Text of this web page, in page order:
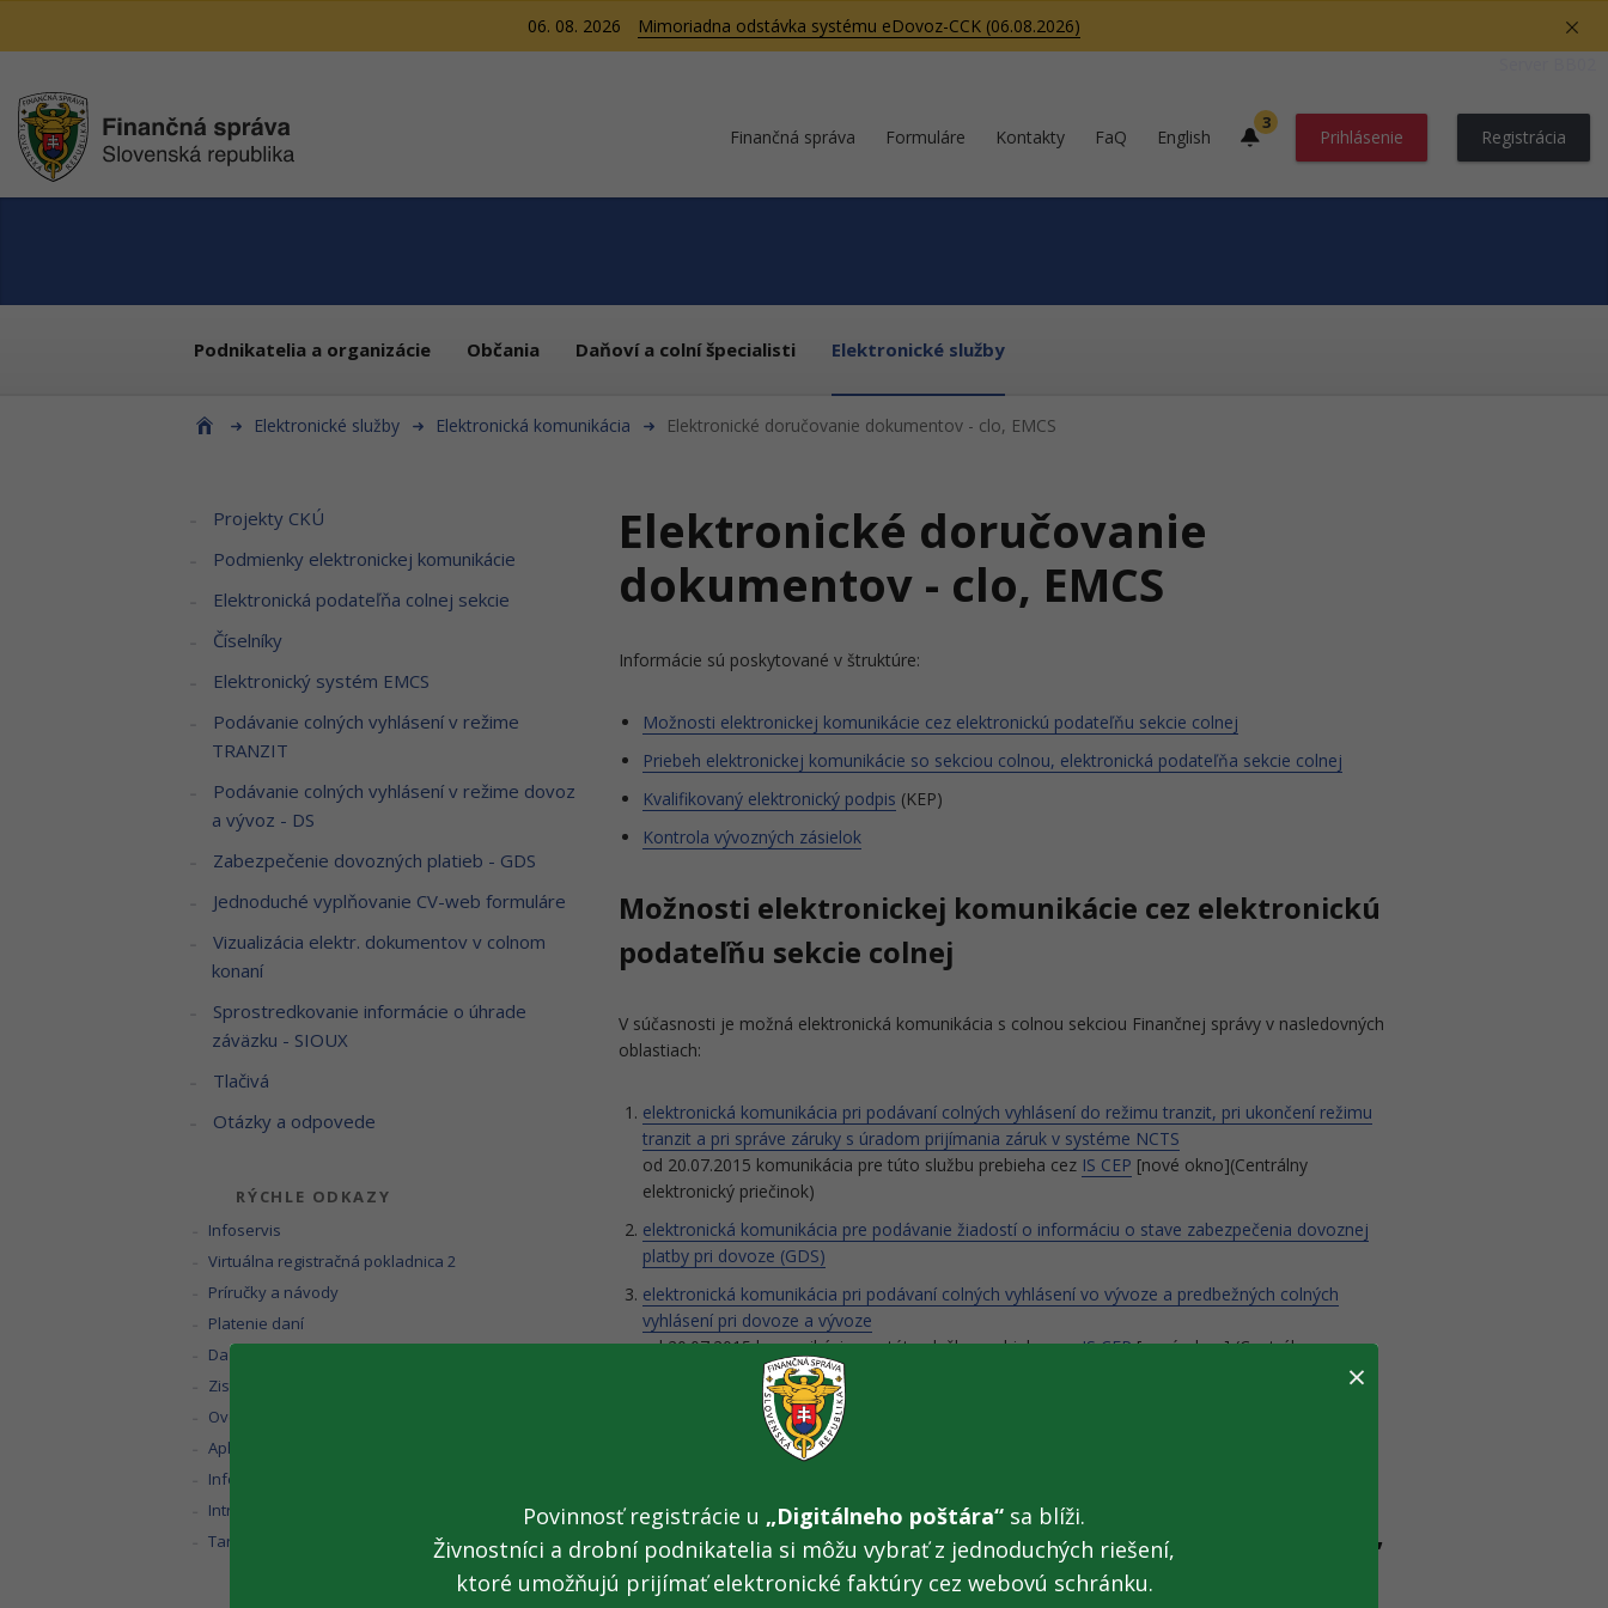
06. 08. 2026
Mimoriadna odstávka systému eDovoz-CCK (06.08.2026)
Finančná správa Formuláre Kontakty FaQ English
3
Prihlásenie Registrácia
Podnikatelia a organizácie Občania Daňoví a colní špecialisti Elektronické služby
Elektronické služby Elektronická komunikácia Elektronické doručovanie dokumentov - clo, EMCS
Projekty CKÚ
Podmienky elektronickej komunikácie
Elektronická podateľňa colnej sekcie
Číselníky
Elektronický systém EMCS
Podávanie colných vyhlásení v režime
TRANZIT
Podávanie colných vyhlásení v režime dovoz
a vývoz - DS
Zabezpečenie dovozných platieb - GDS
Jednoduché vyplňovanie CV-web formuláre
Vizualizácia elektr. dokumentov v colnom
konaní
Sprostredkovanie informácie o úhrade
záväzku - SIOUX
Tlačivá
Otázky a odpovede
RÝCHLE ODKAZY
Infoservis
Virtuálna registračná pokladnica 2
Príručky a návody
Platenie daní
Daňový kalendár
Zistenie miestnej príslušnosti
Overenie IČ DPH
Aplikácia eDane
Informačné zoznamy
Intrastat
Taric/Kvóta
Elektronické doručovanie
dokumentov - clo, EMCS
Informácie sú poskytované v štruktúre:
Možnosti elektronickej komunikácie cez elektronickú podateľňu sekcie colnej
Priebeh elektronickej komunikácie so sekciou colnou, elektronická podateľňa sekcie colnej
Kvalifikovaný elektronický podpis (KEP)
Kontrola vývozných zásielok
Možnosti elektronickej komunikácie cez elektronickú
podateľňu sekcie colnej
V súčasnosti je možná elektronická komunikácia s colnou sekciou Finančnej správy v nasledovných
oblastiach:
elektronická komunikácia pri podávaní colných vyhlásení do režimu tranzit, pri ukončení režimu
tranzit a pri správe záruky s úradom prijímania záruk v systéme NCTS
od 20.07.2015 komunikácia pre túto službu prebieha cez IS CEP [nové okno](Centrálny
elektronický priečinok)
elektronická komunikácia pre podávanie žiadostí o informáciu o stave zabezpečenia dovoznej
platby pri dovoze (GDS)
elektronická komunikácia pri podávaní colných vyhlásení vo vývoze a predbežných colných
vyhlásení pri dovoze a vývoze
od 20.07.2015 komunikácia pre túto službu prebieha cezIS CEP[nové okno] (Centrálny
elektronický priečinok)
elektronická komunikácia pre podávanie a prijímanie správ pri preprave tovaru podliehajúceho
spotrebnej dani v režime pozastavenia dane v rámci systému EMCS
(elektronický sprievodný administratívny dokument, správa o prijatí).
Priebeh elektronickej komunikácie so sekciou colnou,
elektronická podateľňa sekcie colnej
×
Povinnosť registrácie u „Digitálneho poštára“ sa blíži.
Živnostníci a drobní podnikatelia si môžu vybrať z jednoduchých riešení,
ktoré umožňujú prijímať elektronické faktúry cez webovú schránku.